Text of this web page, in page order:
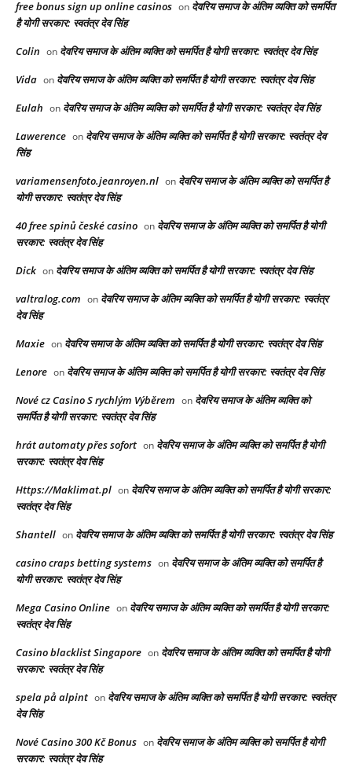
free bonus sign up online casinos on देवरिय समाज के अंतिम व्यक्ति को समर्पित
है योगी सरकार: स्वतंत्र देव सिंह
Colin on देवरिय समाज के अंतिम व्यक्ति को समर्पित है योगी सरकार: स्वतंत्र देव सिंह
Vida on देवरिय समाज के अंतिम व्यक्ति को समर्पित है योगी सरकार: स्वतंत्र देव सिंह
Eulah on देवरिय समाज के अंतिम व्यक्ति को समर्पित है योगी सरकार: स्वतंत्र देव सिंह
Lawerence on देवरिय समाज के अंतिम व्यक्ति को समर्पित है योगी सरकार: स्वतंत्र देव
सिंह
variamensenfoto.jeanroyen.nl on देवरिय समाज के अंतिम व्यक्ति को समर्पित है
योगी सरकार: स्वतंत्र देव सिंह
40 free spinů české casino on देवरिय समाज के अंतिम व्यक्ति को समर्पित है योगी
सरकार: स्वतंत्र देव सिंह
Dick on देवरिय समाज के अंतिम व्यक्ति को समर्पित है योगी सरकार: स्वतंत्र देव सिंह
valtralog.com on देवरिय समाज के अंतिम व्यक्ति को समर्पित है योगी सरकार: स्वतंत्र
देव सिंह
Maxie on देवरिय समाज के अंतिम व्यक्ति को समर्पित है योगी सरकार: स्वतंत्र देव सिंह
Lenore on देवरिय समाज के अंतिम व्यक्ति को समर्पित है योगी सरकार: स्वतंत्र देव सिंह
Nové cz Casino S rychlým Výběrem on देवरिय समाज के अंतिम व्यक्ति को
समर्पित है योगी सरकार: स्वतंत्र देव सिंह
hrát automaty přes sofort on देवरिय समाज के अंतिम व्यक्ति को समर्पित है योगी
सरकार: स्वतंत्र देव सिंह
Https://Maklimat.pl on देवरिय समाज के अंतिम व्यक्ति को समर्पित है योगी सरकार:
स्वतंत्र देव सिंह
Shantell on देवरिय समाज के अंतिम व्यक्ति को समर्पित है योगी सरकार: स्वतंत्र देव सिंह
casino craps betting systems on देवरिय समाज के अंतिम व्यक्ति को समर्पित है
योगी सरकार: स्वतंत्र देव सिंह
Mega Casino Online on देवरिय समाज के अंतिम व्यक्ति को समर्पित है योगी सरकार:
स्वतंत्र देव सिंह
Casino blacklist Singapore on देवरिय समाज के अंतिम व्यक्ति को समर्पित है योगी
सरकार: स्वतंत्र देव सिंह
spela på alpint on देवरिय समाज के अंतिम व्यक्ति को समर्पित है योगी सरकार: स्वतंत्र
देव सिंह
Nové Casino 300 Kč Bonus on देवरिय समाज के अंतिम व्यक्ति को समर्पित है योगी
सरकार: स्वतंत्र देव सिंह